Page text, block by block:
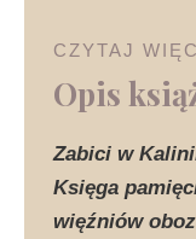
CZYTAJ
Opis
Zabici w
Księga
więźniów